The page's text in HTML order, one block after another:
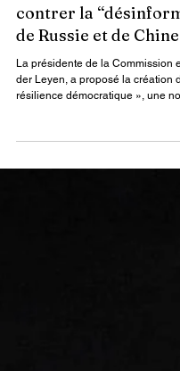
Par : James Keou
8 nov. 2025
1 min de lecture
Bruxelles veut créer
contrer la